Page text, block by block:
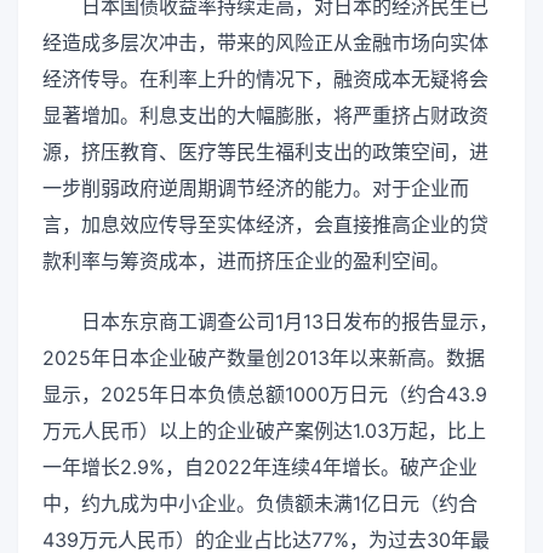
日本国债收益率持续走高，对日本的经济民生已
经造成多层次冲击，带来的风险正从金融市场向实体
经济传导。在利率上升的情况下，融资成本无疑将会
显著增加。利息支出的大幅膨胀，将严重挤占财政资
源，挤压教育、医疗等民生福利支出的政策空间，进
一步削弱政府逆周期调节经济的能力。对于企业而
言，加息效应传导至实体经济，会直接推高企业的贷
款利率与筹资成本，进而挤压企业的盈利空间。
日本东京商工调查公司1月13日发布的报告显示，
2025年日本企业破产数量创2013年以来新高。数据
显示，2025年日本负债总额1000万日元（约合43.9
万元人民币）以上的企业破产案例达1.03万起，比上
一年增长2.9%，自2022年连续4年增长。破产企业
中，约九成为中小企业。负债额未满1亿日元（约合
439万元人民币）的企业占比达77%，为过去30年最